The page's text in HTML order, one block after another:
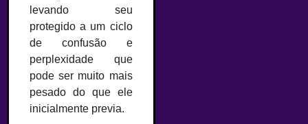
levando seu
protegido a um ciclo
de confusão e
perplexidade que
pode ser muito mais
pesado do que ele
inicialmente previa.